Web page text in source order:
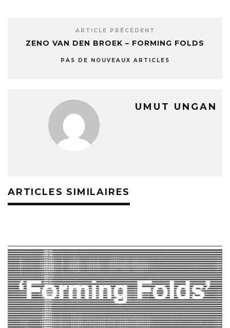
ARTICLE PRÉCÉDENT
ZENO VAN DEN BROEK – FORMING FOLDS
PAS DE NOUVEAUX ARTICLES
UMUT UNGAN
ARTICLES SIMILAIRES